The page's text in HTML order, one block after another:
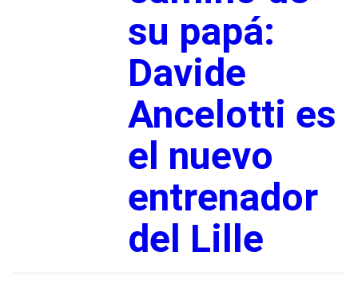
su papá:
Davide
Ancelotti es
el nuevo
entrenador
del Lille